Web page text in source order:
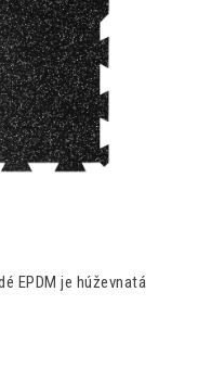
obchodu
EPDM je húževnatá